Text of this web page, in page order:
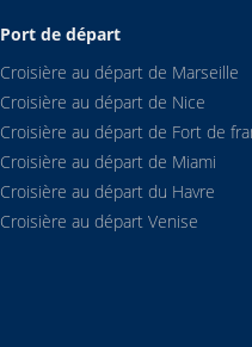
Port de départ
Croisière au départ de Marseille
Croisière au départ de Nice
Croisière au départ de Fort de
Croisière au départ de Miami
Croisière au départ du Havre
Croisière au départ Venise